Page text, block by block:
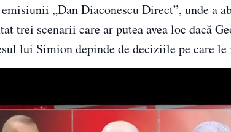
„Dan Diaconescu Direct”, unde a
trei scenarii care ar putea avea loc dacă
lui Simion depinde de deciziile pe care